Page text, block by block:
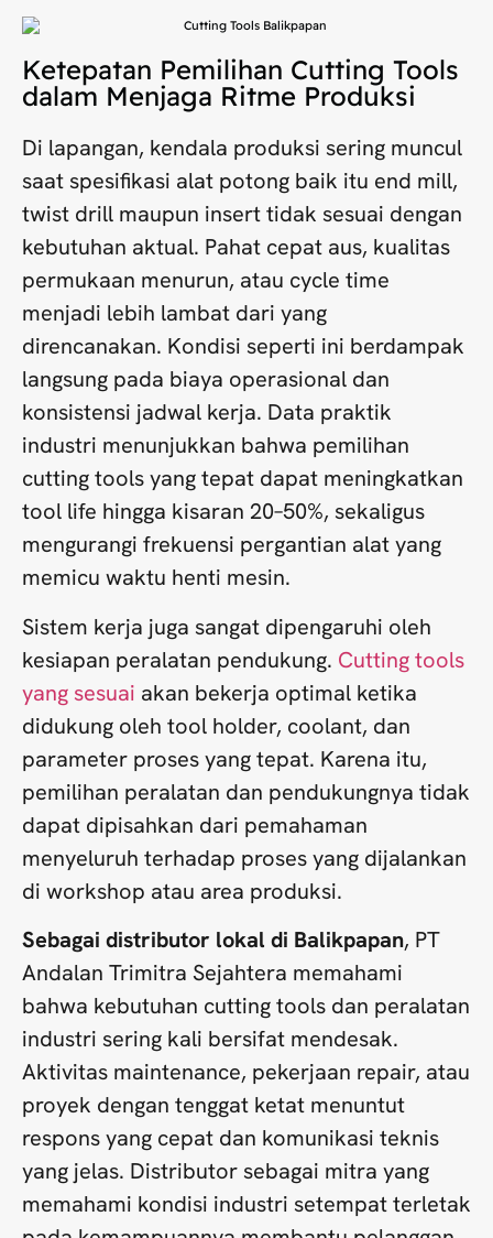
Ketepatan Pemilihan Cutting Tools
dalam Menjaga Ritme Produksi
Di lapangan, kendala produksi sering muncul
saat spesifikasi alat potong baik itu end mill,
twist drill maupun insert tidak sesuai dengan
kebutuhan aktual. Pahat cepat aus, kualitas
permukaan menurun, atau cycle time
menjadi lebih lambat dari yang
direncanakan. Kondisi seperti ini berdampak
langsung pada biaya operasional dan
konsistensi jadwal kerja. Data praktik
industri menunjukkan bahwa pemilihan
cutting tools yang tepat dapat meningkatkan
tool life hingga kisaran 20–50%, sekaligus
mengurangi frekuensi pergantian alat yang
memicu waktu henti mesin.
Sistem kerja juga sangat dipengaruhi oleh
kesiapan peralatan pendukung. Cutting tools
yang sesuai akan bekerja optimal ketika
didukung oleh tool holder, coolant, dan
parameter proses yang tepat. Karena itu,
pemilihan peralatan dan pendukungnya tidak
dapat dipisahkan dari pemahaman
menyeluruh terhadap proses yang dijalankan
di workshop atau area produksi.
Sebagai distributor lokal di Balikpapan, PT
Andalan Trimitra Sejahtera memahami
bahwa kebutuhan cutting tools dan peralatan
industri sering kali bersifat mendesak.
Aktivitas maintenance, pekerjaan repair, atau
proyek dengan tenggat ketat menuntut
respons yang cepat dan komunikasi teknis
yang jelas. Distributor sebagai mitra yang
memahami kondisi industri setempat terletak